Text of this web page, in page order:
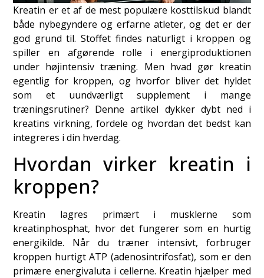
Kreatin er et af de mest populære kosttilskud blandt
både nybegyndere og erfarne atleter, og det er der
god grund til. Stoffet findes naturligt i kroppen og
spiller en afgørende rolle i energiproduktionen
under højintensiv træning. Men hvad gør kreatin
egentlig for kroppen, og hvorfor bliver det hyldet
som et uundværligt supplement i mange
træningsrutiner? Denne artikel dykker dybt ned i
kreatins virkning, fordele og hvordan det bedst kan
integreres i din hverdag.
Hvordan virker kreatin i
kroppen?
Kreatin lagres primært i musklerne som
kreatinphosphat, hvor det fungerer som en hurtig
energikilde. Når du træner intensivt, forbruger
kroppen hurtigt ATP (adenosintrifosfat), som er den
primære energivaluta i cellerne. Kreatin hjælper med